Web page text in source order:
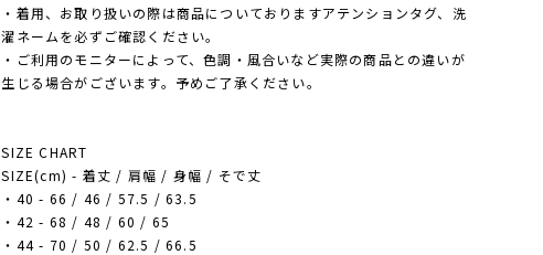
・着用、お取り扱いの際は商品についておりますアテンションタグ、洗
濯ネームを必ずご確認ください。
・ご利用のモニターによって、色調・風合いなど実際の商品との違いが
生じる場合がございます。予めご了承ください。
SIZE CHART
SIZE(cm) - 着丈 / 肩幅 / 身幅 / そで丈
・40 - 66 / 46 / 57.5 / 63.5
・42 - 68 / 48 / 60 / 65
・44 - 70 / 50 / 62.5 / 66.5